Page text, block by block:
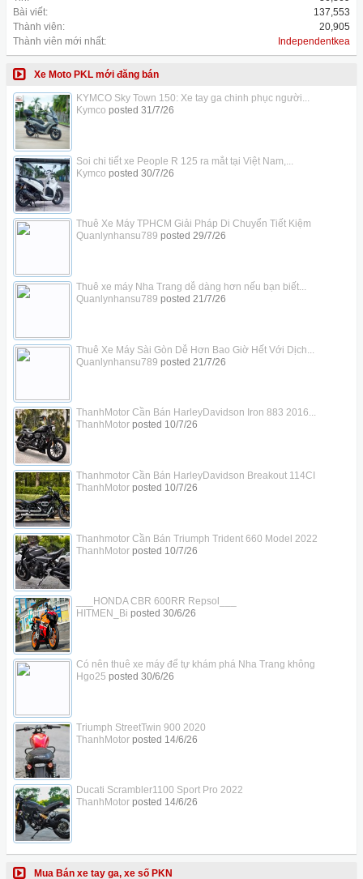
Bài viết:
137,553
Thành viên:
20,905
Thành viên mới nhất:
Independentkea
Xe Moto PKL mới đăng bán
KYMCO Sky Town 150: Xe tay ga chinh phục người...
Kymco posted 31/7/26
Soi chi tiết xe People R 125 ra mắt tại Việt Nam,...
Kymco posted 30/7/26
Thuê Xe Máy TPHCM Giải Pháp Di Chuyển Tiết Kiệm
Quanlynhansu789 posted 29/7/26
Thuê xe máy Nha Trang dễ dàng hơn nếu bạn biết...
Quanlynhansu789 posted 21/7/26
Thuê Xe Máy Sài Gòn Dễ Hơn Bao Giờ Hết Với Dịch...
Quanlynhansu789 posted 21/7/26
ThanhMotor Cần Bán HarleyDavidson Iron 883 2016...
ThanhMotorposted 10/7/26
Thanhmotor Cần Bán HarleyDavidson Breakout 114CI
ThanhMotorposted 10/7/26
Thanhmotor Cần Bán Triumph Trident 660 Model 2022
ThanhMotorposted 10/7/26
___HONDA CBR 600RR Repsol___
HITMEN_Bi posted 30/6/26
Có nên thuê xe máy để tự khám phá Nha Trang không
Hgo25 posted 30/6/26
Triumph StreetTwin 900 2020
ThanhMotorposted 14/6/26
Ducati Scrambler1100 Sport Pro 2022
ThanhMotorposted 14/6/26
Mua Bán xe tay ga, xe số PKN